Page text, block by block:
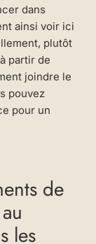
dans
ainsi voir ici
plutôt
partir de
joindre le
pouvez
pour un
de
les